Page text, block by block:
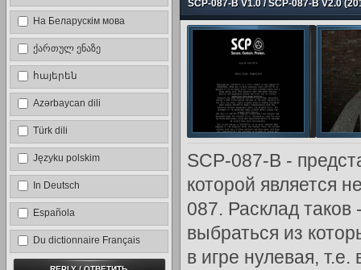
SCP-087-B V1.0 / SCP-087-B V2.0
SCP-087-B -
которой является
087. Расклад
выбраться из
в игре нулевая,
На Беларускім мова
ქართულ ენაზე
հայերեն
Azərbaycan dili
Türk dili
Języku polskim
In Deutsch
Española
Du dictionnaire Français